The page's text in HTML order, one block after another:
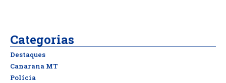
Categorias
Destaques
Canarana MT
Polícia